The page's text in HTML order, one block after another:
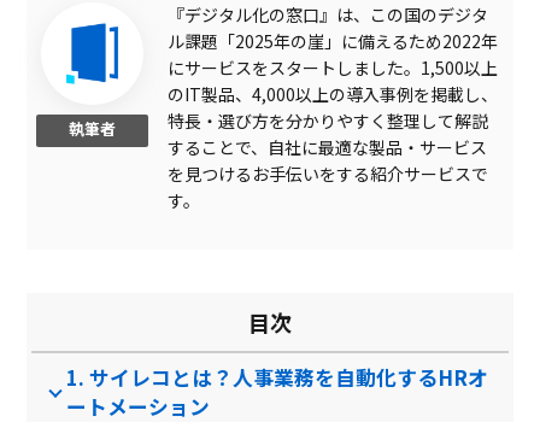
Excel出力
評価シートのテンプレート
あり
執筆者
『デジタル化の窓口』は、この国のデジタ
ル課題「2025年の崖」に備えるため2022年
にサービスをスタートしました。1,500以上
のIT製品、4,000以上の導入事例を掲載し、
特長・選び方を分かりやすく整理して解説
することで、自社に最適な製品・サービス
を見つけるお手伝いをする紹介サービスで
す。
目次
1. サイレコとは？人事業務を自動化するHRオ
ートメーション